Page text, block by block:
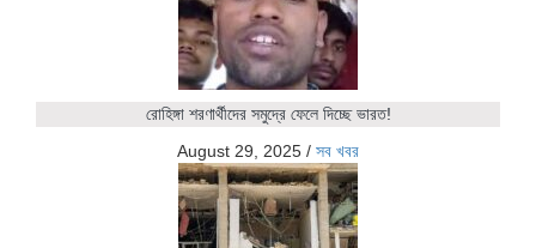
রোহিঙ্গা শরণার্থীদের সমুদ্রে ফেলে দিচ্ছে ভারত!
August 29, 2025 / সব খবর